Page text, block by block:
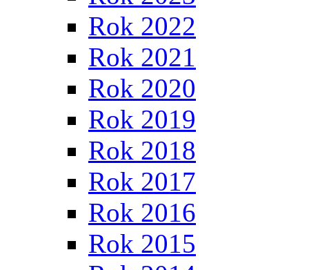
Rok 2022
Rok 2021
Rok 2020
Rok 2019
Rok 2018
Rok 2017
Rok 2016
Rok 2015